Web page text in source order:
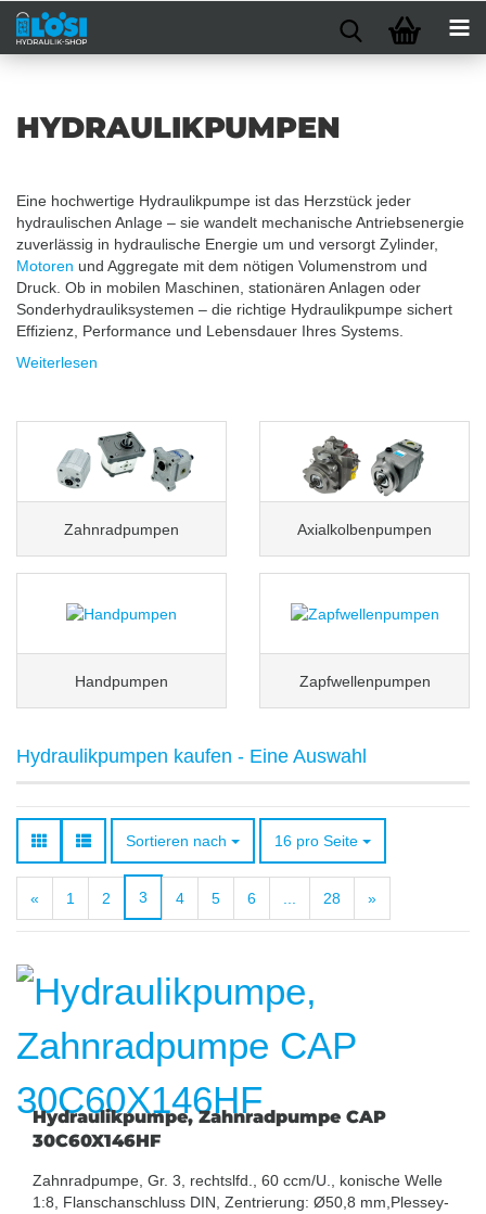
HYDRAULIKPUMPEN
Eine hochwertige Hydraulikpumpe ist das Herzstück jeder
hydraulischen Anlage – sie wandelt mechanische Antriebsenergie
zuverlässig in hydraulische Energie um und versorgt Zylinder,
Motoren und Aggregate mit dem nötigen Volumenstrom und
Druck. Ob in mobilen Maschinen, stationären Anlagen oder
Sonderhydrauliksystemen – die richtige Hydraulikpumpe sichert
Effizienz, Performance und Lebensdauer Ihres Systems.
Weiterlesen
Zahnradpumpen Axialkolbenpumpen
Handpumpen Zapfwellenpumpen
Hydraulikpumpen kaufen - Eine Auswahl
Sortieren nach
Sortieren nach 16 pro Seite
pro Seite
« 1 2 3 4 5 6 28 »
Hydraulikpumpe, Zahnradpumpe CAP
30C60X146HF
Zahnradpumpe, Gr. 3, rechtslfd., 60 ccm/U., konische Welle
1:8, Flanschanschluss DIN, Zentrierung: Ø50,8 mm,Plessey-